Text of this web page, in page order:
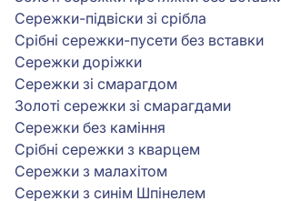
Сережки-підвіски зі срібла
Срібні сережки-пусети без вставки
Сережки доріжки
Сережки зі смарагдом
Золоті сережки зі смарагдами
Сережки без каміння
Срібні сережки з кварцем
Сережки з малахітом
Сережки з синім Шпінелем